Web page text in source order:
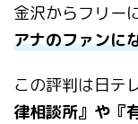
金沢からフリー
アナのファンに
この評判は日テ
律相談所』や『